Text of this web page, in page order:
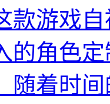
款游戏
的角色
随着时